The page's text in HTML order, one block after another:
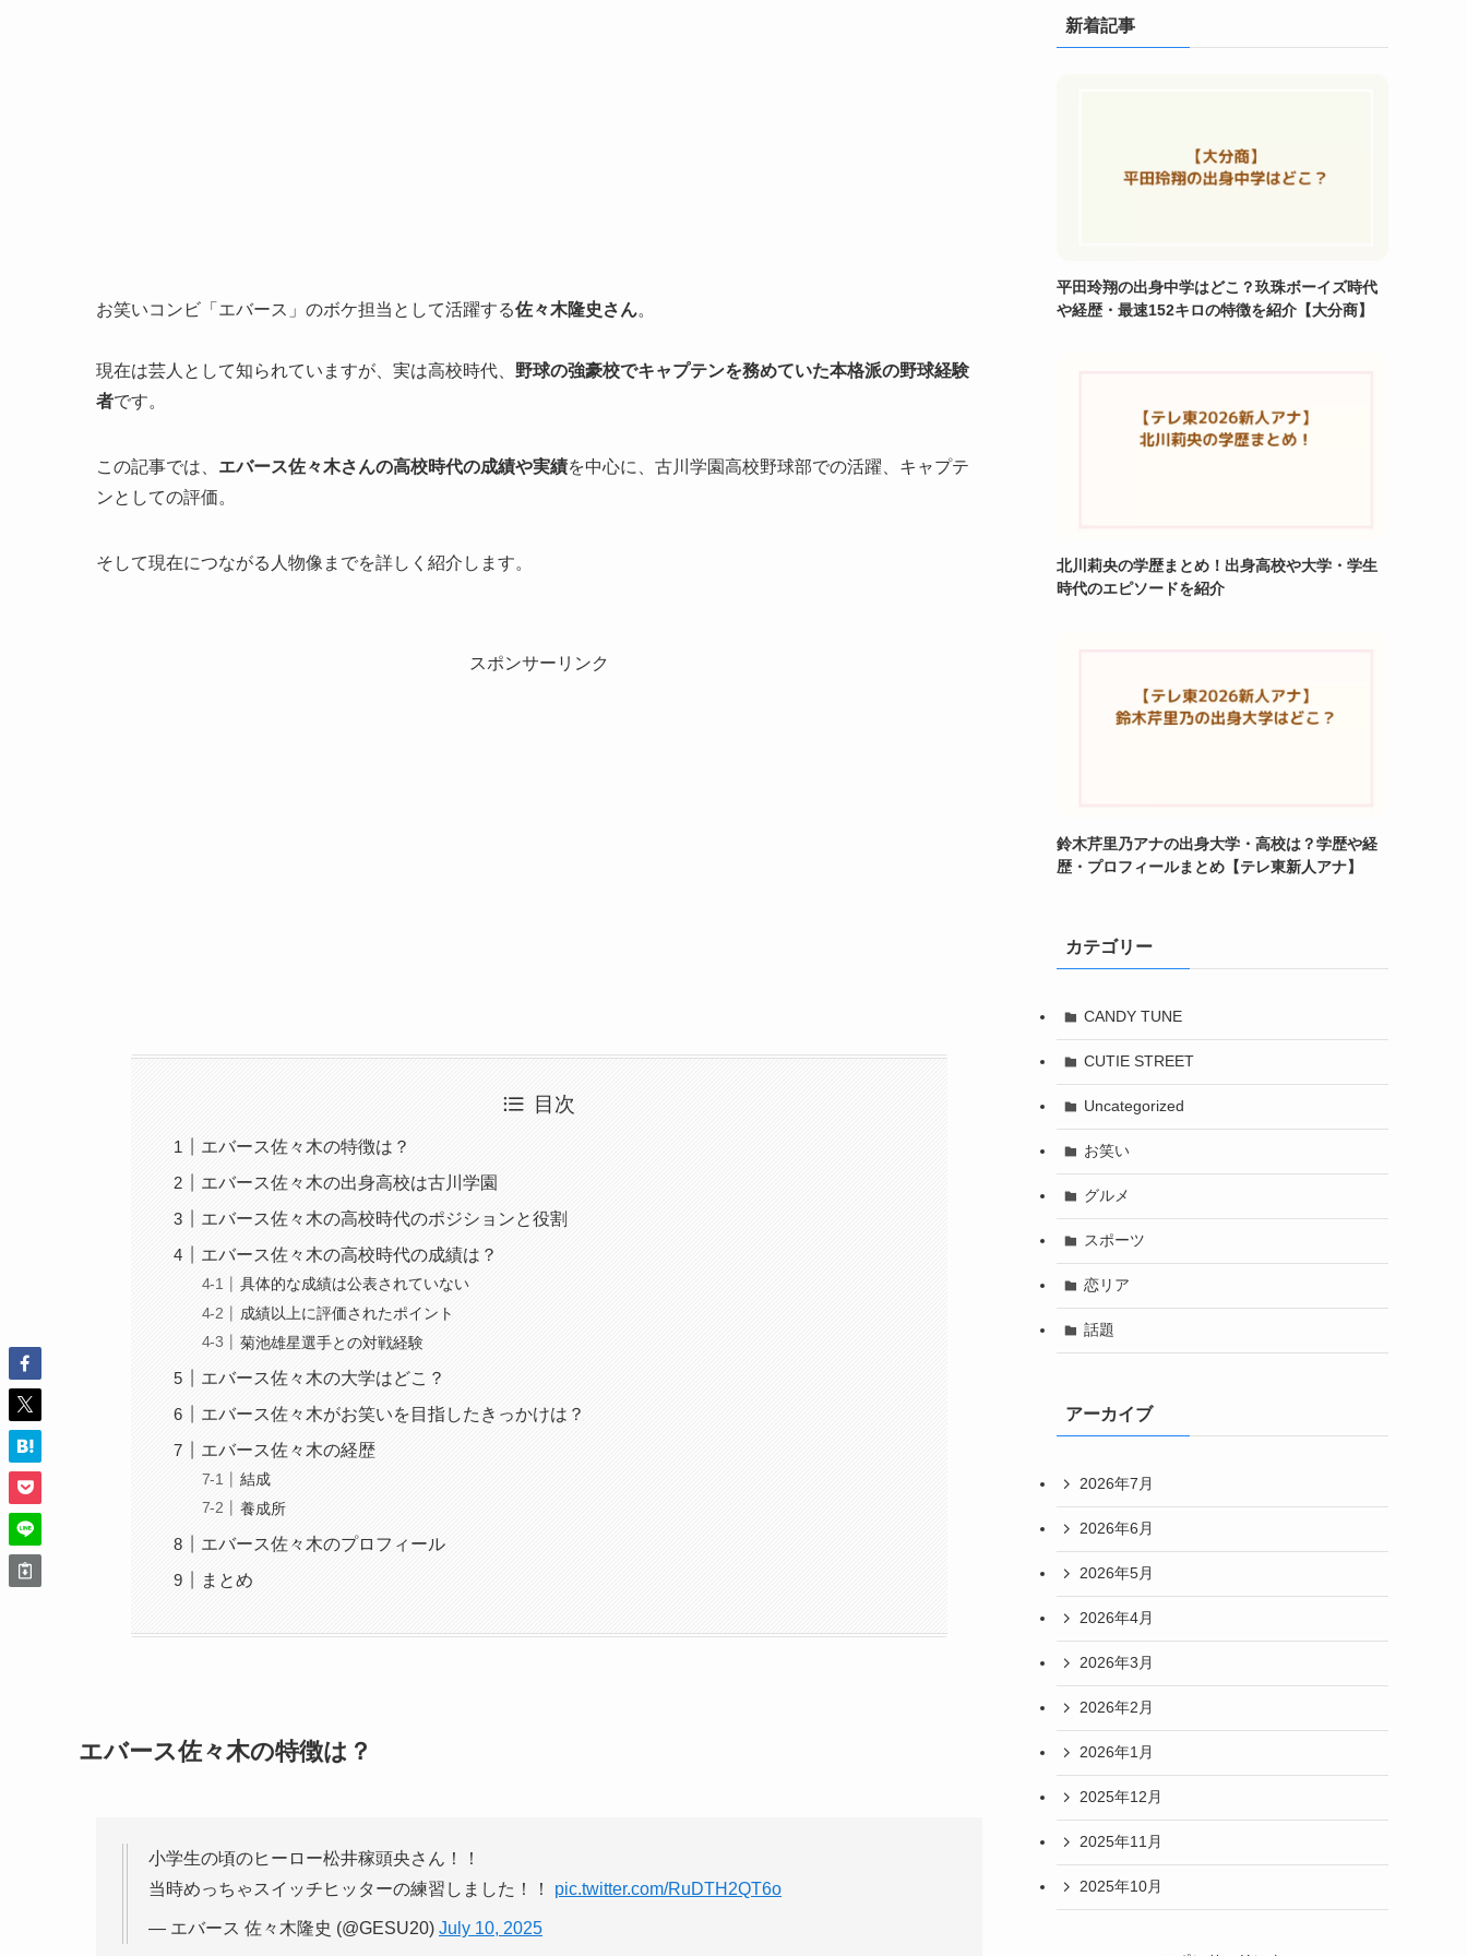
お笑いコンビ「エバース」のボケ担当として活躍する佐々木隆史さん。
現在は芸人として知られていますが、実は高校時代、 野球の強豪校でキャプテンを務めていた本格派の野球経験
者です。
この記事では、 エバース佐々木さんの高校時代の成績や実績を中心に、古川学園高校野球部での活躍、キャプテ
ンとしての評価。
そして現在につながる人物像までを詳しく紹介します。
スポンサーリンク
目次
エバース佐々木の特徴は？
エバース佐々木の出身高校は古川学園
エバース佐々木の高校時代のポジションと役割
エバース佐々木の高校時代の成績は？
具体的な成績は公表されていない
成績以上に評価されたポイント
菊池雄星選手との対戦経験
エバース佐々木の大学はどこ？
エバース佐々木がお笑いを目指したきっかけは？
エバース佐々木の経歴
結成
養成所
エバース佐々木のプロフィール
まとめ
エバース佐々木の特徴は？
小学生の頃のヒーロー松井稼頭央さん！！
当時めっちゃスイッチヒッターの練習しました！！ pic.twitter.com/RuDTH2QT6o
— エバース 佐々木隆史 (@GESU20) July 10, 2025
新着記事
平田玲翔の出身中学はどこ？玖珠ボーイズ時代
や経歴・最速152キロの特徴を紹介【大分商】
北川莉央の学歴まとめ！出身高校や大学・学生
時代のエピソードを紹介
鈴木芹里乃アナの出身大学・高校は？学歴や経
歴・プロフィールまとめ【テレ東新人アナ】
カテゴリー
CANDY TUNE
CUTIE STREET
Uncategorized
お笑い
グルメ
スポーツ
恋リア
話題
アーカイブ
2026年7月
2026年6月
2026年5月
2026年4月
2026年3月
2026年2月
2026年1月
2025年12月
2025年11月
2025年10月